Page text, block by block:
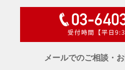
メールでのご相談・